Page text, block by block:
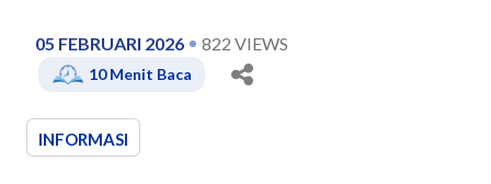
05 FEBRUARI 2026 822 VIEWS
10Menit Baca
INFORMASI